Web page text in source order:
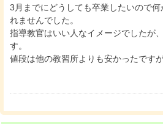
3月までにどうしても卒業したいので
れませんでした。
指導教官はいい人なイメージでしたが
す。
値段は他の教習所よりも安かったです